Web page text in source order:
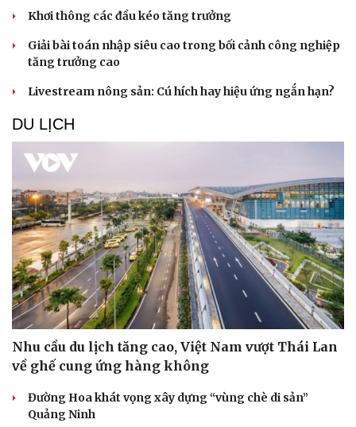
eSports
Hậu trường
Tư vấn
Khơi thông các đầu kéo tăng trưởng
Giải bài toán nhập siêu cao trong bối cảnh công nghiệp
tăng trưởng cao
Livestream nông sản: Cú hích hay hiệu ứng ngắn hạn?
DU LỊCH
Nhu cầu du lịch tăng cao, Việt Nam vượt Thái Lan
về ghế cung ứng hàng không
Đường Hoa khát vọng xây dựng “vùng chè di sản”
Quảng Ninh